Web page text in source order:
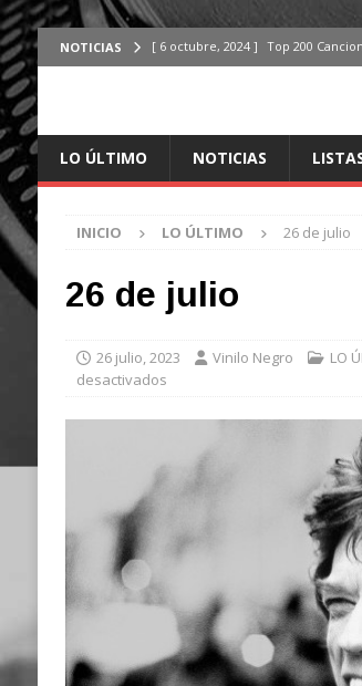
NOTICIAS [ 6 octubre, 2024 ] Top 200
ÚLTIMO
ÚLTIMO
LO ÚLTIMO NOTICIAS
INICIO LO ÚLTIMO 26 de julio
26 de julio
26 julio, 2023 Vinilo Negro LO
desactivados